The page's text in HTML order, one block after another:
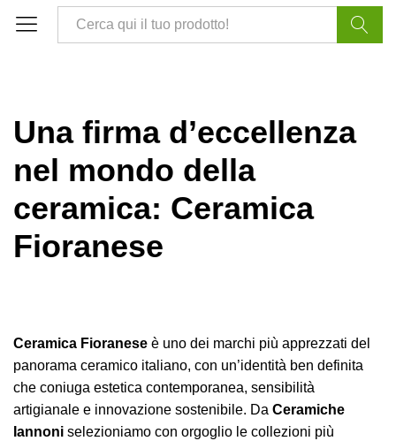
Una firma d’eccellenza
nel mondo della
ceramica: Ceramica
Fioranese
Ceramica Fioranese è uno dei marchi più apprezzati del
panorama ceramico italiano, con un’identità ben definita
che coniuga estetica contemporanea, sensibilità
artigianale e innovazione sostenibile. Da Ceramiche
Iannoni selezioniamo con orgoglio le collezioni più